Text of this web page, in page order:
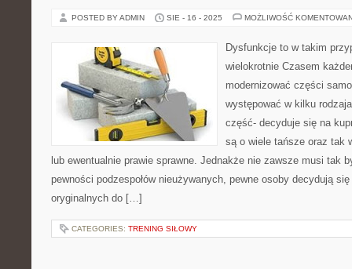
POSTED BY ADMIN SIE - 16 - 2025 MOŻLIWOŚĆ
Dysfunkcje to w takim
wielokrotnie Czasem
modernizować części
występować w kilku
część- decyduje się na
są o wiele tańsze oraz tak
lub ewentualnie prawie sprawne. Jednakże nie zawsze musi tak
pewności podzespołów nieużywanych, pewne osoby decydują
oryginalnych do […]
CATEGORIES: TRENING SIŁOWY